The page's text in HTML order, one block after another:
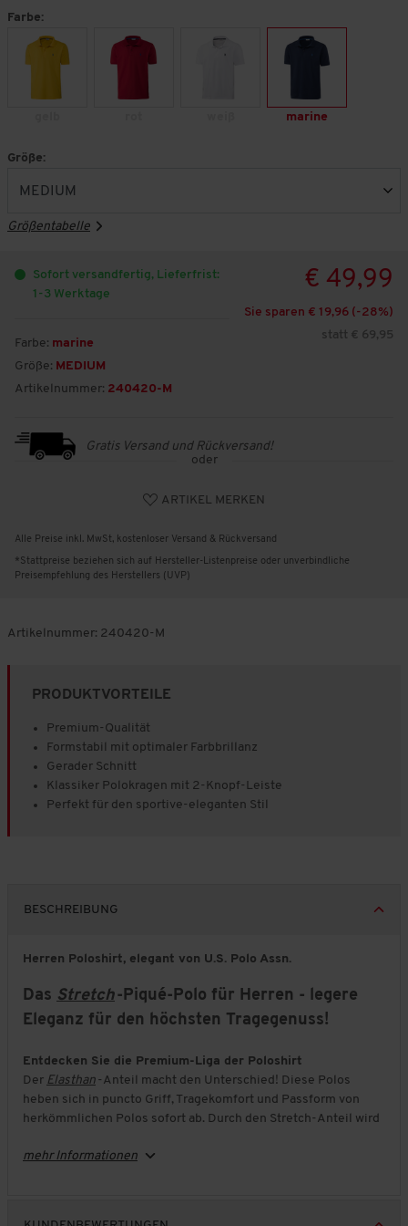
Farbe:
marine
Größe:
Größentabelle
Sofort versandfertig, Lieferfrist:
1-3 Werktage
Farbe: marine
Größe: MEDIUM
Artikelnummer: 240420-M
€ 49,99
Sie sparen € 19,96 (-28%)
statt € 69,95
Gratis Versand und Rückversand!
oder
ARTIKEL MERKEN
Alle Preise inkl. MwSt, kostenloser Versand & Rückversand
*Stattpreise beziehen sich auf Hersteller-Listenpreise oder unverbindliche
Preisempfehlung des Herstellers (UVP)
Artikelnummer: 240420-M
PRODUKTVORTEILE
Premium-Qualität
Formstabil mit optimaler Farbbrillanz
Gerader Schnitt
Klassiker Polokragen mit 2-Knopf-Leiste
Perfekt für den sportive-eleganten Stil
BESCHREIBUNG
Herren Poloshirt, elegant von U.S. Polo Assn.
Das Stretch-Piqué-Polo für Herren - legere
Eleganz für den höchsten Tragegenuss!
Entdecken Sie die Premium-Liga der Poloshirt
Der Elasthan -Anteil macht den Unterschied! Diese Polos
heben sich in puncto Griff, Tragekomfort und Passform von
herkömmlichen Polos sofort ab. Durch den Stretch-Anteil wird
bilden. Außerdem legt sich das Polo passgenau und doch
mehr Informationen